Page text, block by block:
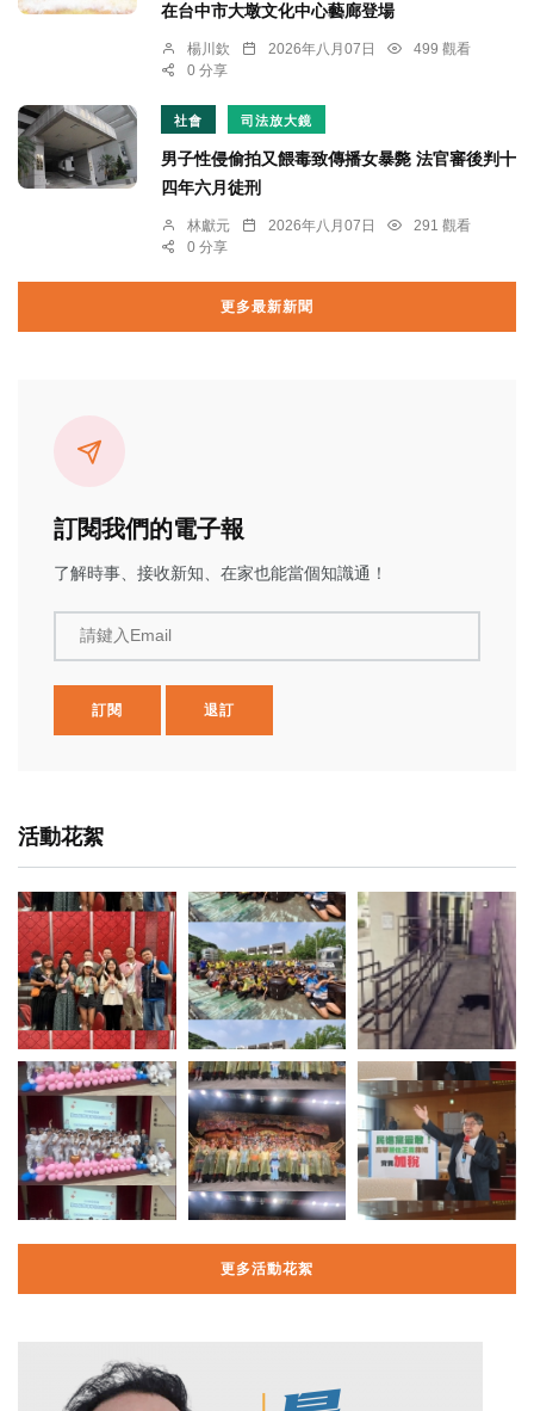
在台中市大墩文化中心藝廊登場
楊川欽 2026年八月07日
499 觀看
0 分享
社會 司法放大鏡
男子性侵偷拍又餵毒致傳播女暴斃 法官審後判十
四年六月徒刑
林獻元 2026年八月07日
291 觀看
0 分享
更多最新新聞
訂閱我們的電子報
了解時事、接收新知、在家也能當個知識通！
請鍵入Email
訂閱 退訂
活動花絮
更多活動花絮